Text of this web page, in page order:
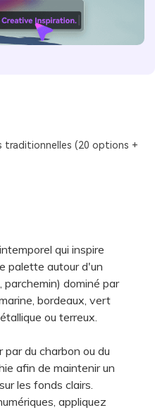
traditionnelles (20 options +
qui inspire
palette autour d'un
dominé par
bordeaux, vert
ou terreux.
du charbon ou du
afin de maintenir un
les fonds clairs.
appliquez